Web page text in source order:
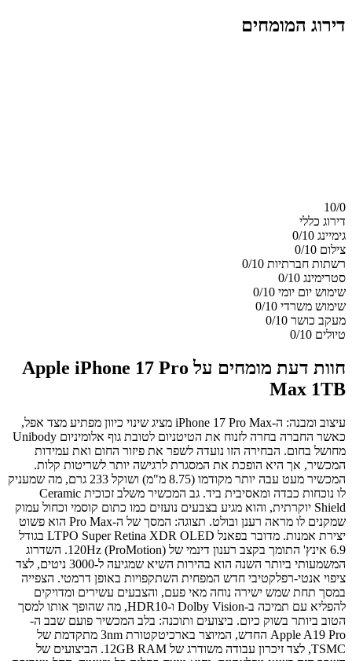
דירוג המומחים
10/0
דירוג כללי
גימיינג 0/10
צילום 0/10
רשתות חברתיות 0/10
סטרימינג 0/10
שימוש יום יומי 0/10
שימוש משרדי 0/10
מעקב כושר 0/10
טיולים 0/10
חוות דעת מומחים על Apple iPhone 17 Pro
Max 1TB
עיצוב ומבנה: ה-iPhone 17 Pro Max מציג שינוי כיוון מפתיע מצד אפל,
כאשר החברה בחרה לזנוח את הטיטניום לטובת גוף אלומיניום Unibody
מחושל בחום. הבחירה הזו נועדה לשפר את פיזור החום ואת עמידות
המכשיר, אך היא הופכת את המסגרת לרגישה יותר לשריטות קלות.
המכשיר מעט עבה יותר מקודמו (8.75 מ"מ) ושוקל 233 גרם, מה שמעניק
לו נוכחות כבדה ומאסיבית ביד. גב המכשיר משלב זכוכית Ceramic
Shield יוקרתית, והוא מגיע בצבעים נועזים כמו כתום קוסמי וכחול עמוק
שמקנים לו מראה רענן ובולט. תצוגה: המסך של ה-Pro Max הוא פשוט
יצירת אמנות. מדובר בפאנל LTPO Super Retina XDR OLED בגודל
6.9 אינץ' התומך בקצב רענון דינמי של 120Hz (ProMotion). השדרוג
המשמעותי ביותר השנה הוא בהירות השיא שמגיעה ל-3000 ניטים, לצד
ציפוי אנטי-רפלקטיבי חדש המפחית השתקפויות באופן דרמטי. הצפייה
במסך תחת שמש ישירה נוחה מאי פעם, והצבעים עשירים ומדויקים
להפליא עם תמיכה ב-Dolby Vision ו-HDR10, מה שהופך אותו למסך
הטוב ביותר בשוק כיום. ביצועים ותוכנה: בלב המכשיר פועם שבב ה-
Apple A19 Pro החדש, המיוצר בארכיטקטורת 3nm מתקדמת של
TSMC, לצד זיכרון עבודה משודרג של 12GB RAM. הביצועים של